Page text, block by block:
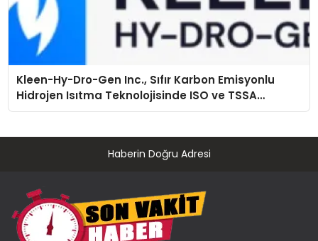
Kleen-Hy-Dro-Gen Inc., Sıfır Karbon Emisyonlu
Hidrojen Isıtma Teknolojisinde ISO ve TSSA
Düzenleyici Onaylarını Aldı
Haberin Doğru Adresi